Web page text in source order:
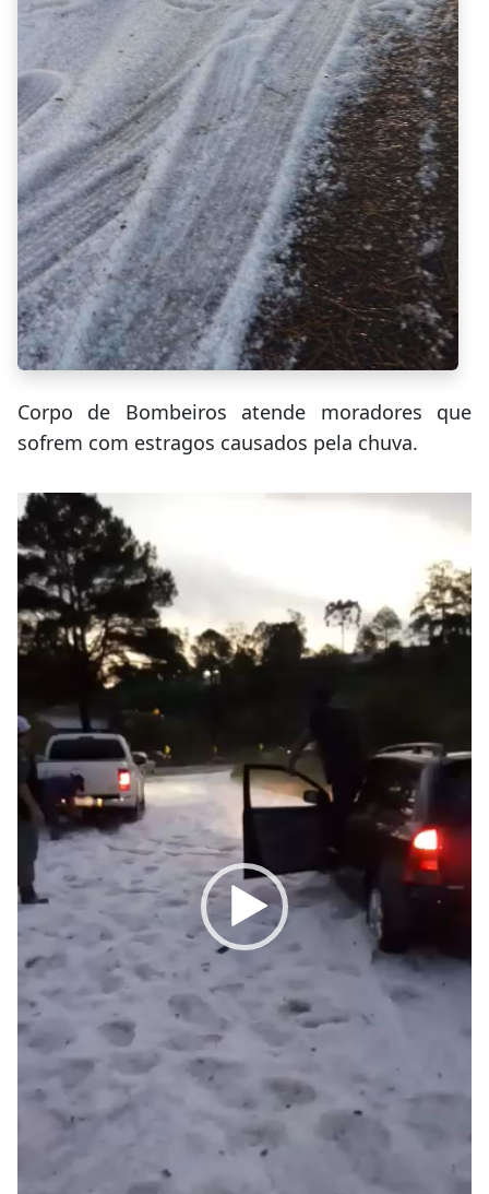
Corpo de Bombeiros atende moradores que
sofrem com estragos causados pela chuva.
Tocador
de
vídeo